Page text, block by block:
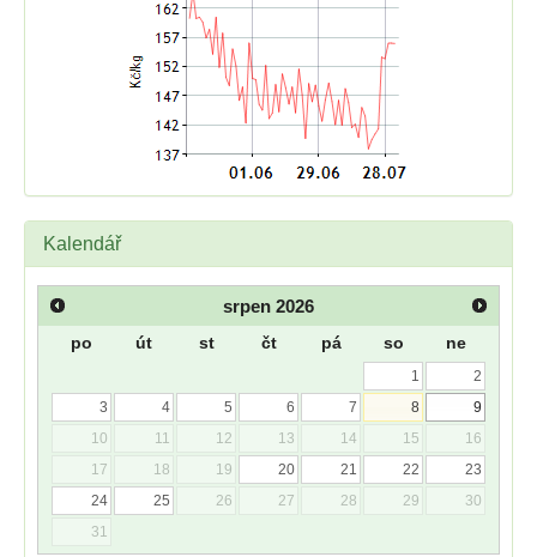
Kalendář
srpen 2026
po út st čt pá so ne
1
2
3
4 5 6 7 8
9
10
11 12 13 14 15
16
17
18 19 20 21 22
23
24
25 26 27 28 29
30
31